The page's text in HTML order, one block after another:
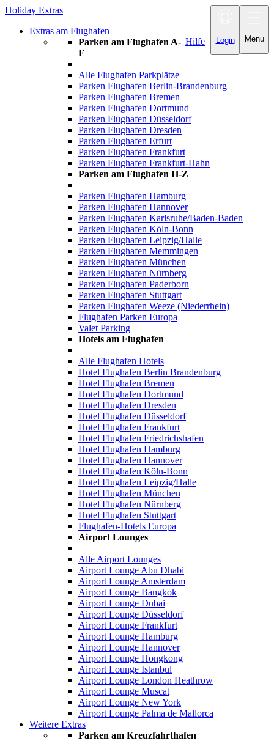
Menu
Login
Hilfe
Holiday Extras
Extras am Flughafen
Parken am Flughafen A-
F
Alle Flughafen Parkplätze
Parken Flughafen Berlin-Brandenburg
Parken Flughafen Bremen
Parken Flughafen Dortmund
Parken Flughafen Düsseldorf
Parken Flughafen Dresden
Parken Flughafen Erfurt
Parken Flughafen Frankfurt
Parken Flughafen Frankfurt-Hahn
Parken am Flughafen H-Z
Parken Flughafen Hamburg
Parken Flughafen Hannover
Parken Flughafen Karlsruhe/Baden-Baden
Parken Flughafen Köln-Bonn
Parken Flughafen Leipzig/Halle
Parken Flughafen Memmingen
Parken Flughafen München
Parken Flughafen Nürnberg
Parken Flughafen Paderborn
Parken Flughafen Stuttgart
Parken Flughafen Weeze (Niederrhein)
Flughafen Parken Europa
Valet Parking
Hotels am Flughafen
Alle Flughafen Hotels
Hotel Flughafen Berlin Brandenburg
Hotel Flughafen Bremen
Hotel Flughafen Dortmund
Hotel Flughafen Dresden
Hotel Flughafen Düsseldorf
Hotel Flughafen Frankfurt
Hotel Flughafen Friedrichshafen
Hotel Flughafen Hamburg
Hotel Flughafen Hannover
Hotel Flughafen Köln-Bonn
Hotel Flughafen Leipzig/Halle
Hotel Flughafen München
Hotel Flughafen Nürnberg
Hotel Flughafen Stuttgart
Flughafen-Hotels Europa
Airport Lounges
Alle Airport Lounges
Airport Lounge Abu Dhabi
Airport Lounge Amsterdam
Airport Lounge Bangkok
Airport Lounge Dubai
Airport Lounge Düsseldorf
Airport Lounge Frankfurt
Airport Lounge Hamburg
Airport Lounge Hannover
Airport Lounge Hongkong
Airport Lounge Istanbul
Airport Lounge London Heathrow
Airport Lounge Muscat
Airport Lounge New York
Airport Lounge Palma de Mallorca
Weitere Extras
Parken am Kreuzfahrthafen